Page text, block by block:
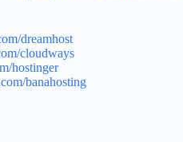
dreamhost
cloudways
hostinger
banahosting